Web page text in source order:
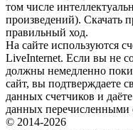
том числе
произведений). Скачать
правильный ход.
На сайте используются
LiveInternet. Если вы не
должны немедленно
сайт, вы подтверждаете
данных счетчиков и
данных перечисленными
© 2014-2026